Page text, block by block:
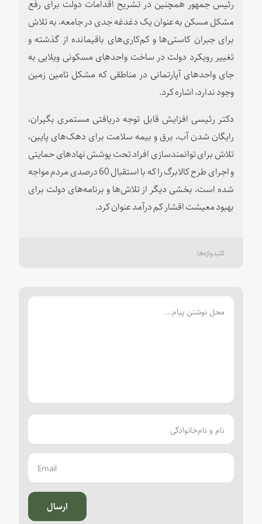
مشکل مسکن به عنوان یک دغدغه جدی در جامعه، به تلاش
برای جبران کاستی‌ها و کم‌کاری‌های باقیمانده از گذشته و
تغییر رویکرد دولت در ساخت واحدهای مسکونی ویلایی به
جای واحدهای آپارتمانی در مناطقی که مشکل تامین زمین
وجود ندارد، اشاره کرد.
دکتر رئیسی افزایش قابل توجه دریافتی مستمری بگیران،
رایگان شدن آب، برق و بیمه سلامت برای دهک‌های پایین،
تلاش برای توانمندسازی افراد تحت پوشش نهادهای حمایتی
و اجرای طرح کالابرگ را که با استقبال 60 درصدی مردم مواجه
شده است، بخشی دیگر از تلاش‌ها و برنامه‌های دولت برای
بهبود معیشت اقشار کم درآمد عنوان کرد.
ارسال